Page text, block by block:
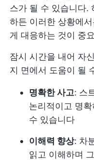
스가 될 수 있습니다.
하든 이러한 상황에
게 대응하는 것이 중
잠시 시간을 내어 자
지 면에서 도움이 될
명확한 사고: 스
논리적이고 명
수 있습니다
이해력 향상: 차
읽고 이해하며